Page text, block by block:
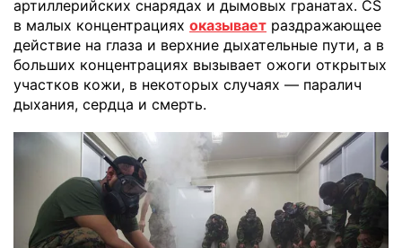
артиллерийских снарядах и дымовых гранатах. CS
в малых концентрациях оказывает раздражающее
действие на глаза и верхние дыхательные пути, а в
больших концентрациях вызывает ожоги открытых
участков кожи, в некоторых случаях — паралич
дыхания, сердца и смерть.